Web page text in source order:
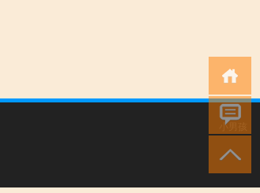
小男孩